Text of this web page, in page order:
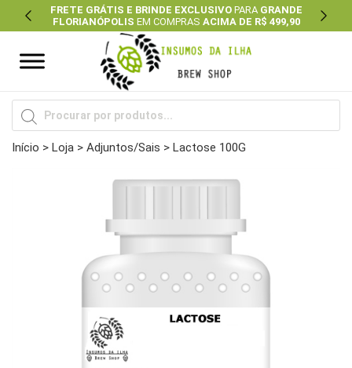
FRETE GRÁTIS E BRINDE EXCLUSIVOPARA GRANDE
FLORIANÓPOLIS EM COMPRAS ACIMA DE R$ 499,90
Previous Next
Pesquisar
produtos
Início > Loja > Adjuntos/Sais > Lactose 100G